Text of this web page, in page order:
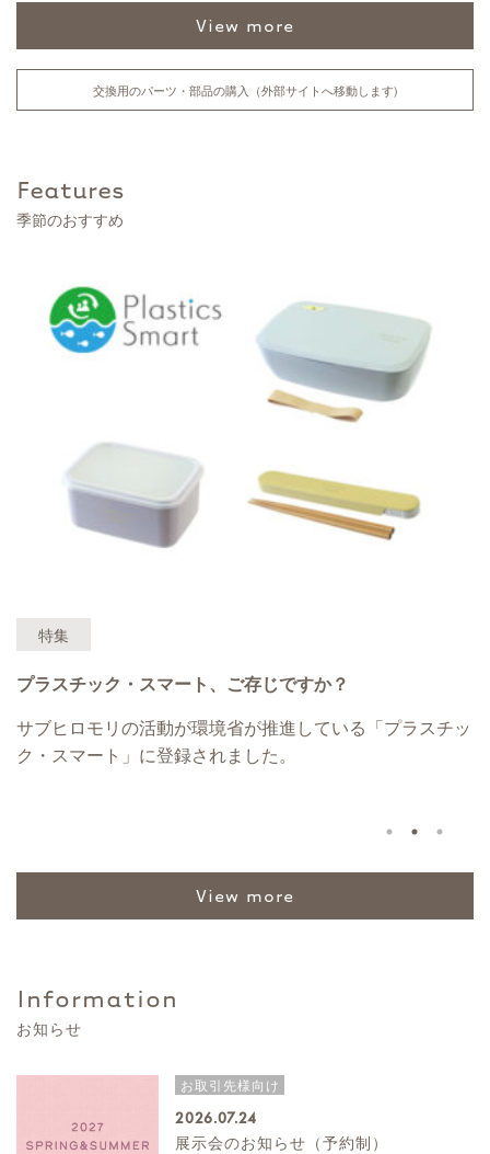
view more
交換用のパーツ・部品の購入（外部サイトへ移動します)
Features
季節のおすすめ
特集
プラスチック・スマート、ご存じですか？
サブヒロモリの活動が環境省が推進している「プラスチッ
ク・スマート」に登録されました。
view more
Information
お知らせ
お取引先様向け
2026.07.24
展示会のお知らせ（予約制）